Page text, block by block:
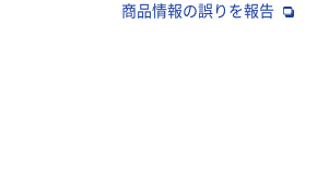
商品情報の誤りを報告